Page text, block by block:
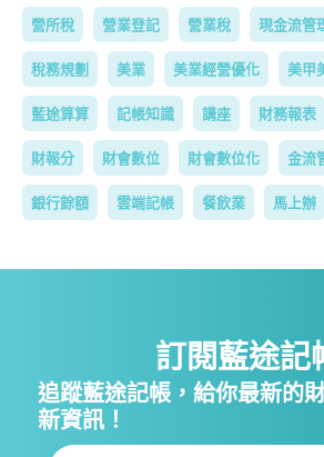
營所稅 營業登記 營業稅 現金流管
稅務規劃 美業 美業經營優化 美甲
藍途算算 記帳知識 講座 財務報表
財報分 財會數位 財會數位化 金流
銀行餘額 雲端記帳 餐飲業 馬上辦
訂閱藍途記
追蹤藍途記帳，給你最新的
新資訊！